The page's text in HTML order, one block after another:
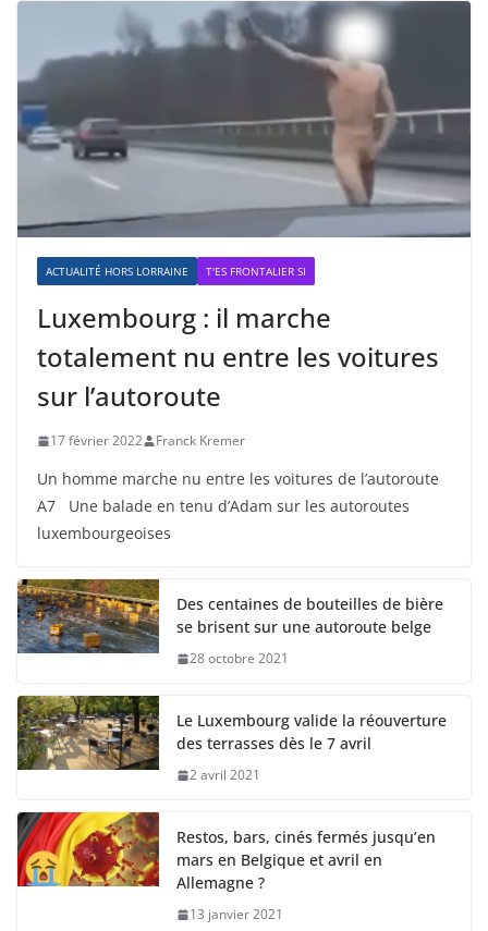
ACTUALITÉ HORS LORRAINE T'ES FRONTALIER SI
Luxembourg : il marche
totalement nu entre les voitures
sur l’autoroute
17 février 2022 Franck Kremer
Un homme marche nu entre les voitures de l’autoroute
A7 Une balade en tenu d’Adam sur les autoroutes
luxembourgeoises
Des centaines de bouteilles de bière
se brisent sur une autoroute belge
28 octobre 2021
Le Luxembourg valide la réouverture
des terrasses dès le 7 avril
2 avril 2021
Restos, bars, cinés fermés jusqu’en
mars en Belgique et avril en
Allemagne ?
13 janvier 2021